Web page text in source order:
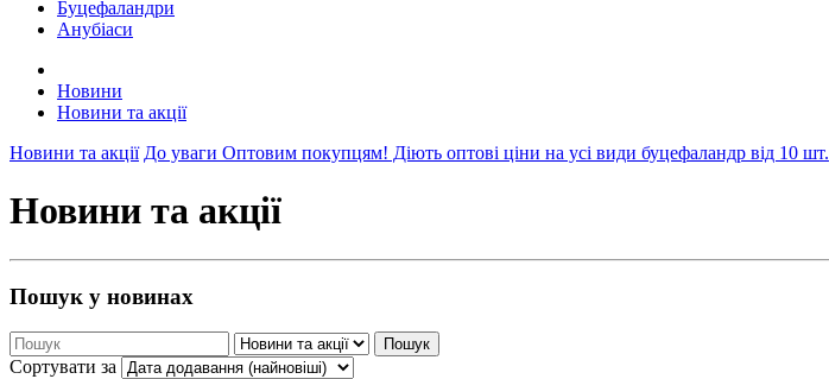
Буцефаландри
Анубіаси
Новини
Новини та акції
Новини та акції До уваги Оптовим покупцям! Діють оптові ціни на усі види буцефаландр від 10 шт.
Новини та акції
Пошук у новинах
Пошук
Сортувати за